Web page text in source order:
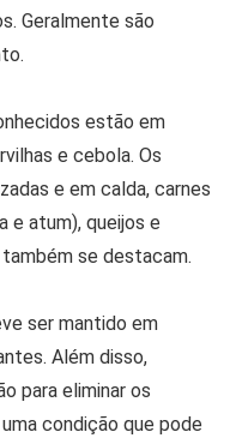
Geralmente são
estão em
e cebola. Os
e em calda, carnes
e atum), queijos e
se destacam.
ser mantido em
Além disso,
para eliminar os
condição que pode